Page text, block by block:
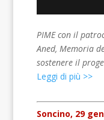
PIME con il
Aned, Memoria
sostenere il
Leggi di più >>
Soncino, 29